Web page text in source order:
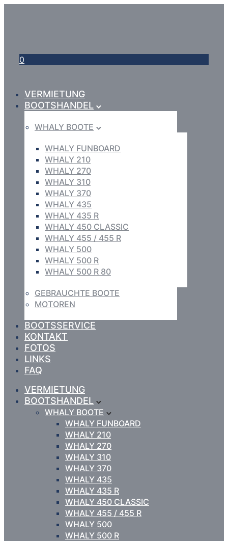
0
VERMIETUNG
BOOTSHANDEL
WHALY BOOTE
WHALY FUNBOARD
WHALY 210
WHALY 270
WHALY 310
WHALY 370
WHALY 435
WHALY 435 R
WHALY 450 CLASSIC
WHALY 455 / 455 R
WHALY 500
WHALY 500 R
WHALY 500 R 80
GEBRAUCHTE BOOTE
MOTOREN
BOOTSSERVICE
KONTAKT
FOTOS
LINKS
FAQ
VERMIETUNG
BOOTSHANDEL
WHALY BOOTE
WHALY FUNBOARD
WHALY 210
WHALY 270
WHALY 310
WHALY 370
WHALY 435
WHALY 435 R
WHALY 450 CLASSIC
WHALY 455 / 455 R
WHALY 500
WHALY 500 R